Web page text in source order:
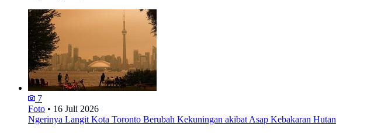
7
Foto • 16 Juli 2026
Ngerinya Langit Kota Toronto Berubah Kekuningan akibat Asap Kebakaran Hutan